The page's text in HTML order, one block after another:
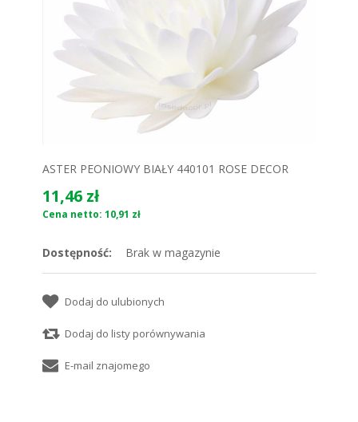
ASTER PEONIOWY BIAŁY 440101 ROSE DECOR
11,46 zł
Cena netto: 10,91 zł
Dostępność: Brak w magazynie